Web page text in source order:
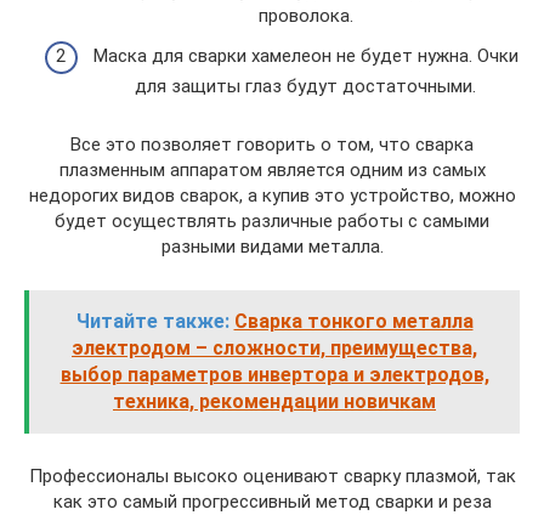
проволока.
Маска для сварки хамелеон не будет нужна. Очки
для защиты глаз будут достаточными.
Все это позволяет говорить о том, что сварка
плазменным аппаратом является одним из самых
недорогих видов сварок, а купив это устройство, можно
будет осуществлять различные работы с самыми
разными видами металла.
Читайте также: Сварка тонкого металла
электродом – сложности, преимущества,
выбор параметров инвертора и электродов,
техника, рекомендации новичкам
Профессионалы высоко оценивают сварку плазмой, так
как это самый прогрессивный метод сварки и реза